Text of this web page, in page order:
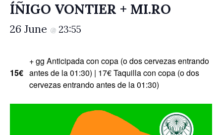
ÍÑIGO VONTIER + MI.RO
26 June @ 23:55
15€
+ gg Anticipada con copa (o dos cervezas entrando
antes de la 01:30) | 17€ Taquilla con copa (o dos
cervezas entrando antes de la 01:30)